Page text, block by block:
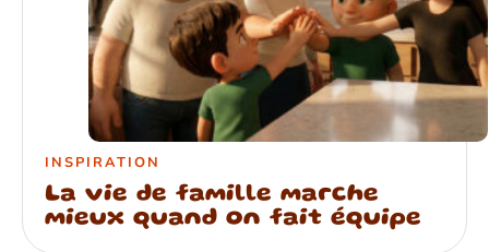
INSPIRATION
La vie de famille marche
mieux quand on fait équipe